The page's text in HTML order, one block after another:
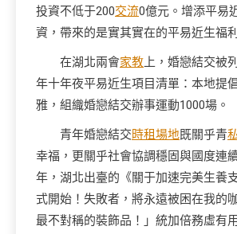
投資不低于200交流0億元。增添平易
資，帶來的是實其實在的平易近生福
在湖北兩會家教 上，婚戀結交被
年十年夜平易近生項目清單：本地提
雅，組織婚戀結交辦事運動1000場。
青年婚戀結交時租場地既關乎青
幸福，更關乎社會協調穩固與國度連
年，湖北出臺的《關于加速完美生養
式開始！失敗者，將永遠被困在我的
最不對稱的裝飾品！」統加倍務虛有